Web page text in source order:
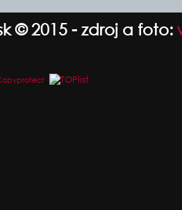
© 2015 - zdroj a foto: